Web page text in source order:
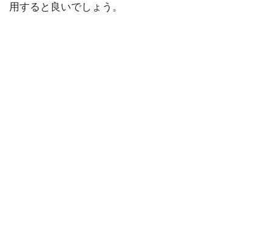
用すると良いでしょう。